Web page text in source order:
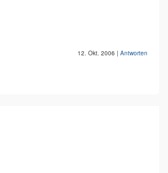
12. Okt. 2006 | Antworten